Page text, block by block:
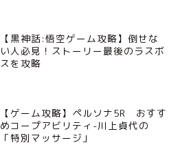
【黒神話:悟空ゲーム攻略】倒せな
い人必見！ストーリー最後のラスボ
スを攻略
【ゲーム攻略】ペルソナ5R おすす
めコープアビリティ-川上貞代の
「特別マッサージ」